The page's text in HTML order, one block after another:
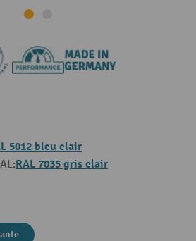
5012 bleu clair
RAL 7035 gris clair